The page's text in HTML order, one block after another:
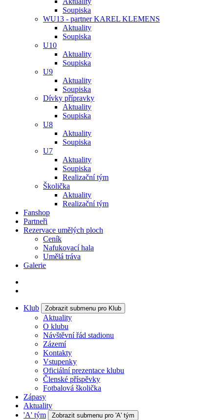
Soupiska
WU13 - partner KAREL KLEMENS
Aktuality
Soupiska
U10
Aktuality
Soupiska
U9
Aktuality
Soupiska
Dívky přípravky
Aktuality
Soupiska
U8
Aktuality
Soupiska
U7
Aktuality
Soupiska
Realizační tým
Školička
Aktuality
Realizační tým
Fanshop
Partneři
Rezervace umělých ploch
Ceník
Nafukovací hala
Umělá tráva
Galerie
Klub Zobrazit submenu pro Klub
Aktuality
O klubu
Návštěvní řád stadionu
Zázemí
Kontakty
Vstupenky
Oficiální prezentace klubu
Členské příspěvky
Fotbalová školička
Zápasy
Aktuality
'A' tým
Zobrazit submenu pro 'A' tým